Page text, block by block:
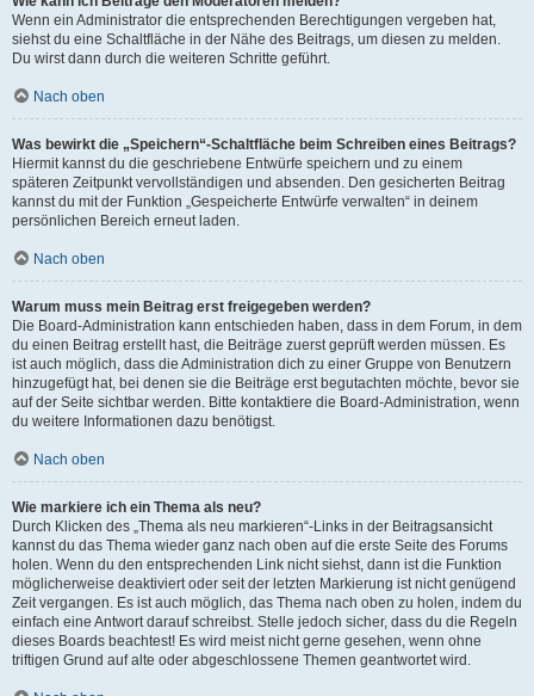
Wenn ein Administrator die entsprechenden Berechtigungen vergeben hat,
siehst du eine Schaltfläche in der Nähe des Beitrags, um diesen zu melden.
Du wirst dann durch die weiteren Schritte geführt.
Nach oben
Was bewirkt die „Speichern“-Schaltfläche beim Schreiben eines Beitrags?
Hiermit kannst du die geschriebene Entwürfe speichern und zu einem
späteren Zeitpunkt vervollständigen und absenden. Den gesicherten Beitrag
kannst du mit der Funktion „Gespeicherte Entwürfe verwalten“ in deinem
persönlichen Bereich erneut laden.
Nach oben
Warum muss mein Beitrag erst freigegeben werden?
Die Board-Administration kann entschieden haben, dass in dem Forum, in dem
du einen Beitrag erstellt hast, die Beiträge zuerst geprüft werden müssen. Es
ist auch möglich, dass die Administration dich zu einer Gruppe von Benutzern
hinzugefügt hat, bei denen sie die Beiträge erst begutachten möchte, bevor sie
auf der Seite sichtbar werden. Bitte kontaktiere die Board-Administration, wenn
du weitere Informationen dazu benötigst.
Nach oben
Wie markiere ich ein Thema als neu?
Durch Klicken des „Thema als neu markieren“-Links in der Beitragsansicht
kannst du das Thema wieder ganz nach oben auf die erste Seite des Forums
holen. Wenn du den entsprechenden Link nicht siehst, dann ist die Funktion
möglicherweise deaktiviert oder seit der letzten Markierung ist nicht genügend
Zeit vergangen. Es ist auch möglich, das Thema nach oben zu holen, indem du
einfach eine Antwort darauf schreibst. Stelle jedoch sicher, dass du die Regeln
dieses Boards beachtest! Es wird meist nicht gerne gesehen, wenn ohne
triftigen Grund auf alte oder abgeschlossene Themen geantwortet wird.